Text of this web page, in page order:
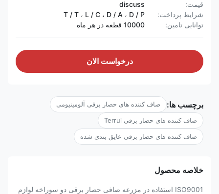
قیمت:
discuss
شرایط پرداخت:
T / T ، L / C ، D / A ، D / P
توانایی تامین:
10000 قطعه در هر ماه
درخواست الان
برچسب ها: صاف کننده های حصار برقی آلومینیومی
صاف کننده های حصار برقی Terrui
صاف کننده های حصار برقی عایق بندی شده
خلاصه محصول
ISO9001 استفاده در مزرعه صافی حصار برقی دو سوراخه لوازم